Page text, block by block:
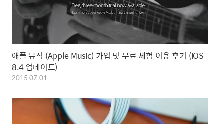
애플 뮤직 (Apple Music) 가입 및 무료 체험 이용 후기 (iOS
8.4 업데이트)
2015.07.01